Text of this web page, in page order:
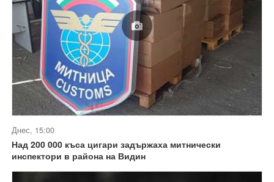
Днес, 15:00
Над 200 000 къса цигари задържаха митнически
инспектори в района на Видин